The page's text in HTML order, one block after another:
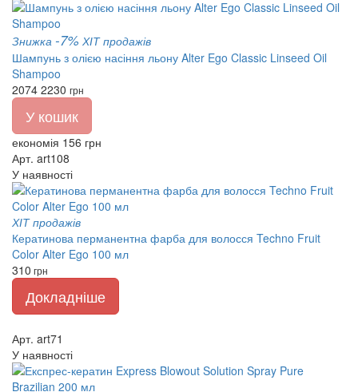
Знижка -7% ХІТ продажів
Шампунь з олією насіння льону Alter Ego Classic Linseed Oil
Shampoo
2074 2230 грн
У кошик
економія 156 грн
Арт. art108
У наявності
ХІТ продажів
Кератинова перманентна фарба для волосся Techno Fruit
Color Alter Ego 100 мл
310 грн
Докладніше
Арт. art71
У наявності